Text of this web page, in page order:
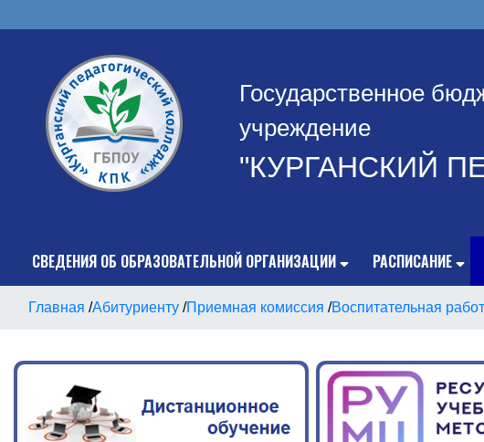
Государственное
учреждение
"КУРГАНСКИЙ
СВЕДЕНИЯ ОБ ОБРАЗОВАТЕЛЬНОЙ ОРГАНИЗАЦИИ РАСПИСАНИЕ
Главная /Абитуриенту /Приемная комиссия /Воспитательная